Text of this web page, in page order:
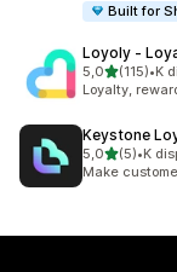
Built for
Loyoly ‑
5,0z 5 hvězd
(115)
Celkový počet
•K
Loyalty,
Keystone
5,0z 5 hvězd
(5)
Celkový počet
•K
Make